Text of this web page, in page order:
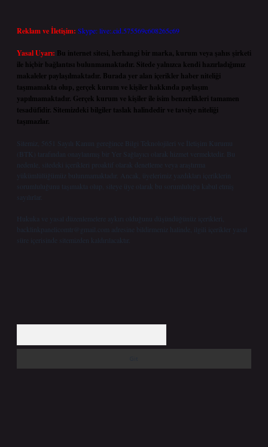
Reklam ve İletişim: Skype: live:.cid.575569c608265c69
Yasal Uyarı: Bu internet sitesi, herhangi bir marka, kurum veya şahıs şirketi
ile hiçbir bağlantısı bulunmamaktadır. Sitede yalnızca kendi hazırladığımız
makaleler paylaşılmaktadır. Burada yer alan içerikler haber niteliği
taşımamakta olup, gerçek kurum ve kişiler hakkında paylaşım
yapılmamaktadır. Gerçek kurum ve kişiler ile isim benzerlikleri tamamen
tesadüfidir. Sitemizdeki bilgiler taslak halindedir ve tavsiye niteliği
taşımazlar.
Sitemiz, 5651 Sayılı Kanun gereğince Bilgi Teknolojileri ve İletişim Kurumu
(BTK) tarafından onaylanmış bir Yer Sağlayıcı olarak hizmet vermektedir. Bu
nedenle, sitedeki içerikleri proaktif olarak denetleme veya araştırma
yükümlülüğümüz bulunmamaktadır. Ancak, üyelerimiz yazdıkları içeriklerin
sorumluluğunu taşımakta olup, siteye üye olarak bu sorumluluğu kabul etmiş
sayılırlar.
Hukuka ve yasal düzenlemelere aykırı olduğunu düşündüğünüz içerikleri,
backlinkpanelicomtr@gmail.com
adresine bildirmeniz halinde, ilgili içerikler yasal
süre içerisinde sitemizden kaldırılacaktır.